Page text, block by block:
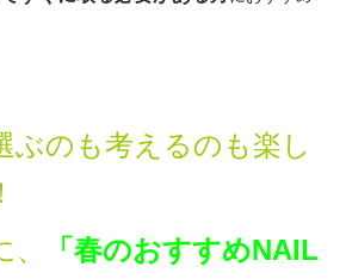
ぶのも考えるのも楽し
「春のおすすめNAIL